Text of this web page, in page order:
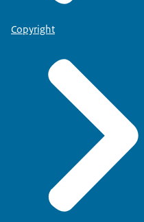
Copyright